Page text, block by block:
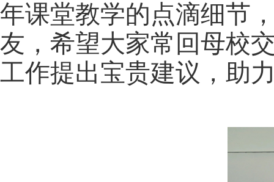
年课堂教学的点滴细节
友，希望大家常回母校
工作提出宝贵建议，助